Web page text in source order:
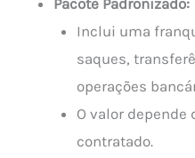
Inclui uma
saques,
operações
O valor depende
contratado.